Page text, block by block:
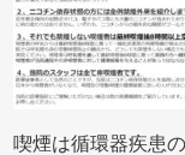
喫煙は循環器疾患